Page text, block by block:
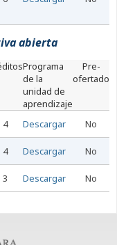
abierta
Programa
de la
unidad de
aprendizaje
Pre-
ofertado
4 Descargar No
4 Descargar No
3 Descargar No